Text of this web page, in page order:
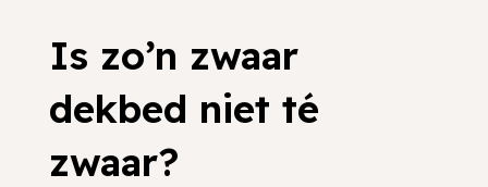
Is zo’n zwaar
dekbed niet té
zwaar?